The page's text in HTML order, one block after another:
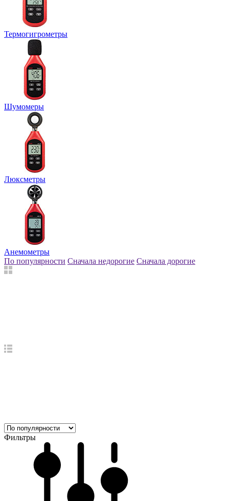
Термогигрометры
Шумомеры
Люксметры
Анемометры
По популярности Сначала недорогие Сначала дорогие
Фильтры